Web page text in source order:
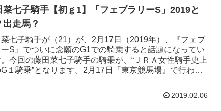
菜七子騎手【初ｇ1】「フェブラリーS」2019と
出走馬？
七子騎手が（21）が、2月17日（2019年）、『フェブ
S』でついに念願のG1での騎乗すると話題になってい
。今回の藤田菜七子騎手の騎乗が、“ＪＲＡ女性騎手史上
１騎乗”となります。2月17日『東京競馬場』で行われ
2019.02.06